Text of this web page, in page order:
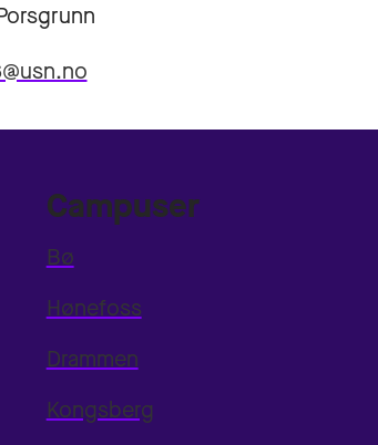
Campuser
Bø
Hønefoss
Drammen
Kongsberg